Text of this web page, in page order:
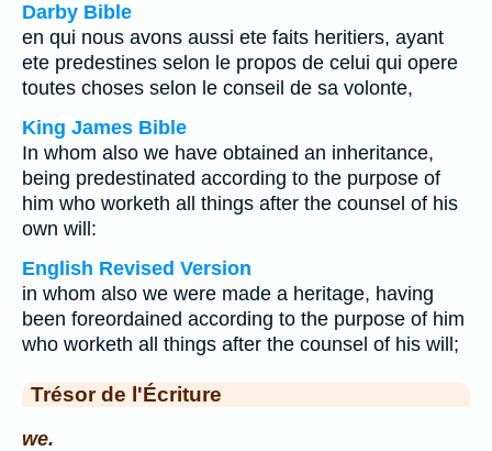
Darby Bible
en qui nous avons aussi ete faits heritiers, ayant
ete predestines selon le propos de celui qui opere
toutes choses selon le conseil de sa volonte,
King James Bible
In whom also we have obtained an inheritance,
being predestinated according to the purpose of
him who worketh all things after the counsel of his
own will:
English Revised Version
in whom also we were made a heritage, having
been foreordained according to the purpose of him
who worketh all things after the counsel of his will;
Trésor de l'Écriture
we.